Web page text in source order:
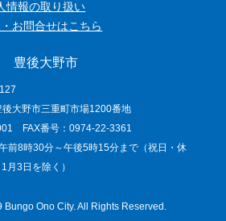
情報の取り扱い
お問合せはこちら
豊後大野市
大野市三重町市場1200番地
FAX番号：0974-22-3361
前8時30分～午後5時15分まで（祝日・休
月3日を除く）
Ono City. All Rights Reserved.